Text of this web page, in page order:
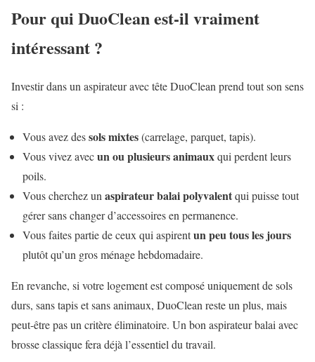
Pour qui DuoClean est-il vraiment
intéressant ?
Investir dans un aspirateur avec tête DuoClean prend tout son sens
si :
Vous avez dessols mixtes(carrelage, parquet, tapis).
Vous vivez avecun ou plusieurs animauxqui perdent leurs
poils.
Vous cherchez un aspirateur balai polyvalentqui puisse tout
gérer sans changer d’accessoires en permanence.
Vous faites partie de ceux qui aspirentun peu tous les jours
plutôt qu’un gros ménage hebdomadaire.
En revanche, si votre logement est composé uniquement de sols
durs, sans tapis et sans animaux, DuoClean reste un plus, mais
peut-être pas un critère éliminatoire. Un bon aspirateur balai avec
brosse classique fera déjà l’essentiel du travail.